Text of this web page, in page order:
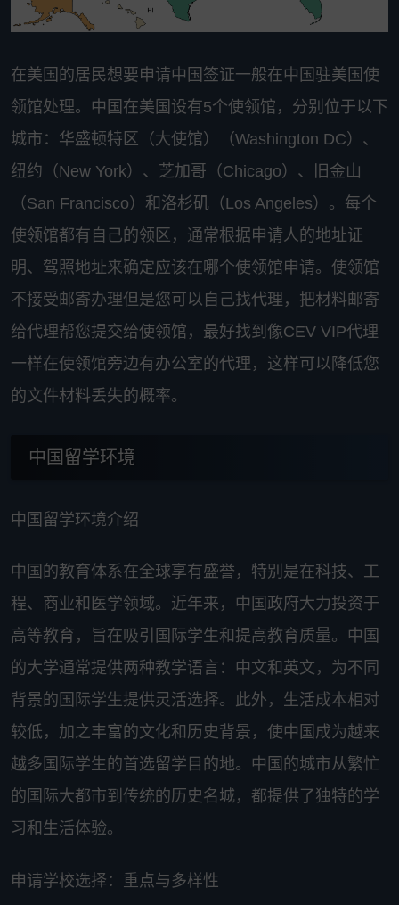
在美国的居民想要申请中国签证一般在中国驻美国使
领馆处理。中国在美国设有5个使领馆，分别位于以下
城市：华盛顿特区（大使馆）（Washington DC）、
纽约（New York）、芝加哥（Chicago）、旧金山
（San Francisco）和洛杉矶（Los Angeles）。每个
使领馆都有自己的领区，通常根据申请人的地址证
明、驾照地址来确定应该在哪个使领馆申请。使领馆
不接受邮寄办理但是您可以自己找代理，把材料邮寄
给代理帮您提交给使领馆，最好找到像CEV VIP代理
一样在使领馆旁边有办公室的代理，这样可以降低您
的文件材料丢失的概率。
中国留学环境
中国留学环境介绍
中国的教育体系在全球享有盛誉，特别是在科技、工
程、商业和医学领域。近年来，中国政府大力投资于
高等教育，旨在吸引国际学生和提高教育质量。中国
的大学通常提供两种教学语言：中文和英文，为不同
背景的国际学生提供灵活选择。此外，生活成本相对
较低，加之丰富的文化和历史背景，使中国成为越来
越多国际学生的首选留学目的地。中国的城市从繁忙
的国际大都市到传统的历史名城，都提供了独特的学
习和生活体验。
申请学校选择：重点与多样性